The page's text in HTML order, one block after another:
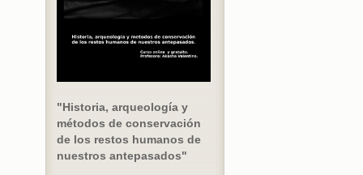
"Historia, arqueología y
métodos de conservación
de los restos humanos de
nuestros antepasados"